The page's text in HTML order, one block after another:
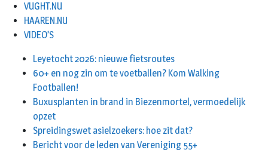
VUGHT.NU
HAAREN.NU
VIDEO’S
Leyetocht 2026: nieuwe fietsroutes
60+ en nog zin om te voetballen? Kom Walking
Footballen!
Buxusplanten in brand in Biezenmortel, vermoedelijk
opzet
Spreidingswet asielzoekers: hoe zit dat?
Bericht voor de leden van Vereniging 55+